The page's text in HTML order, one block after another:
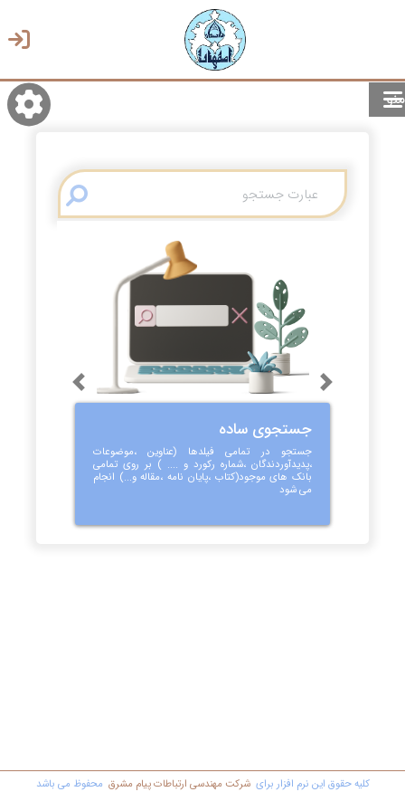
منو
انتخاب زبان
جستجوی ساده
جستجو در تمامی فیلدها (عناوین ،موضوعات
،پدیدآوردندگان ،شماره رکورد و .... ) بر روی تمامی
بانک های موجود(کتاب ،پایان نامه ،مقاله و...) انجام
می شود
Previous Next
کليه حقوق اين نرم افزار برای شرکت مهندسي ارتباطات پیام مشرق محفوظ مي باشد